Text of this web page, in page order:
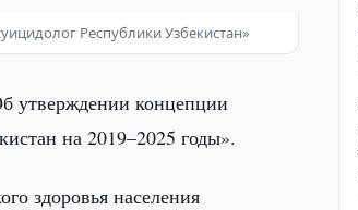
Республики Узбекистан»
утверждении концепции
на 2019–2025 годы».
здоровья населения